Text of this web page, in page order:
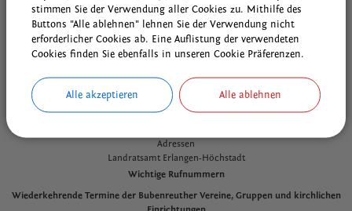
Kontakt
Inhaltsverzeichnis
Impressum
Datenschutz
Cookie Einstellungen
Adressen
Landratsamt Erlangen-Höchstadt
Wichtige Rufnummern
Wiederkehrende Termine der Bubenreuther Vereine, Gruppen und kirchlichen
stimmen Sie der Verwendung aller Cookies zu. Mithilfe des
Buttons "Alle ablehnen" lehnen Sie der Verwendung nicht
erforderlicher Cookies ab. Eine Auflistung der verwendeten
Cookies finden Sie ebenfalls in unseren Cookie Präferenzen.
Alle akzeptieren Alle ablehnen